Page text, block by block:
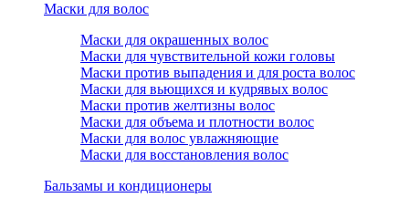
Маски для волос
Маски для окрашенных волос
Маски для чувствительной кожи головы
Маски против выпадения и для роста волос
Маски для вьющихся и кудрявых волос
Маски против желтизны волос
Маски для объема и плотности волос
Маски для волос увлажняющие
Маски для восстановления волос
Бальзамы и кондиционеры